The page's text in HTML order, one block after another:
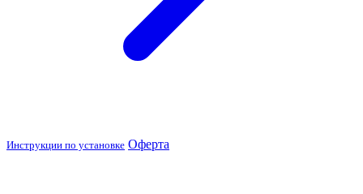
Инструкции по установке Оферта